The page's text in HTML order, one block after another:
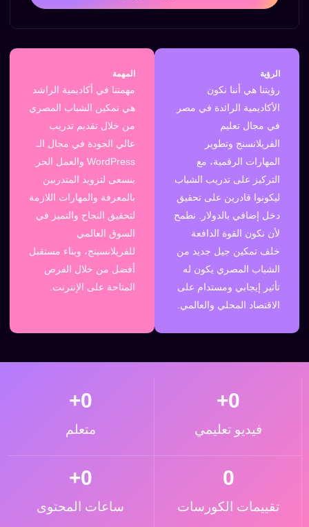
الرؤية
رؤيتنا هي أننا نكون
الأكاديمية الرائدة في مصر
في مجال تعليم
الفريلانسنج وتطوير
المهارات الرقمية، مع
التركيز على تدريب الشباب
ليكونوا قادرين على تحقيق
دخل إضافي بالدولار. نطمح
لأن نكون القوة الدافعة
خلف تمكين جيل جديد من
الشباب المصري يكون له
تأثير إيجابي ومستدام على
الاقتصاد المحلي والعالمي.
المهمة
مهمتنا في أكاديمية الراشد
هي تمكين الشباب المصري
من خلال تقديم تدريب
عالي الجودة في مجال الـ
WordPress والعمل الحر.
بنسعى لتزويد المتدربين
بالمعرفة والمهارات اللازمة
لتحقيق النجاح والتميز في
السوق العالمي
للفريلانسينج، وبناء مستقبل
أفضل من خلال الفرص
المتاحة على الإنترنت.
فيديو تعليمي
0
+
متعلم
0
+
تقييمات الكورسات
0
ساعات المحتوى
0
+